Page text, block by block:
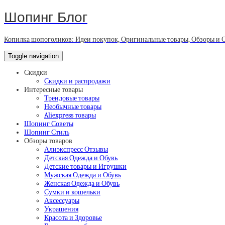
Шопинг Блог
Копилка шопоголиков: Идеи покупок, Оригинальные товары, Обзоры и
Toggle navigation
Скидки
Скидки и распродажи
Интересные товары
Трендовые товары
Необычные товары
Aliexpress товары
Шопинг Советы
Шопинг Стиль
Обзоры товаров
Алиэкспресс Отзывы
Детская Одежда и Обувь
Детские товары и Игрушки
Мужская Одежда и Обувь
Женская Одежда и Обувь
Сумки и кошельки
Аксессуары
Украшения
Красота и Здоровье